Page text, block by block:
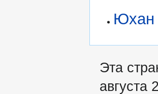
Юхан
Эта
августа